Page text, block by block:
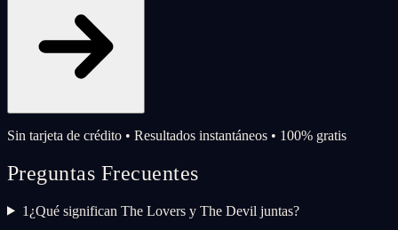
Sin tarjeta de crédito • Resultados instantáneos • 100% gratis
Preguntas Frecuentes
1 ¿Qué significan The Lovers y The Devil juntas?